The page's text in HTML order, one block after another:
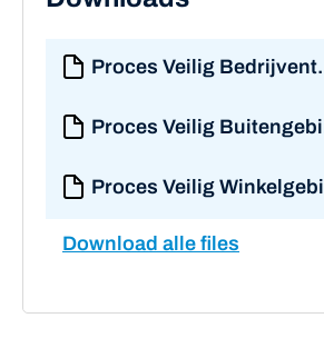
Proces Veilig Bedrijventerrein
Proces Veilig Buitengebied
Proces Veilig Winkelgebied
Download alle files